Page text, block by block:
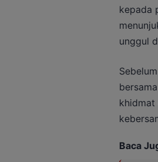
kepada
unggul
khidmat
Baca